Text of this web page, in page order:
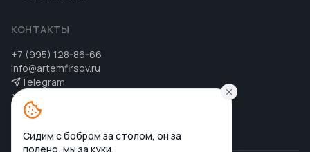
КОНТАКТЫ
+7 (995) 128-86-66
info@artemfirsov.ru
Telegram
MAX MAX
Сидим с бобром за столом, он за
полено, мы за куки.